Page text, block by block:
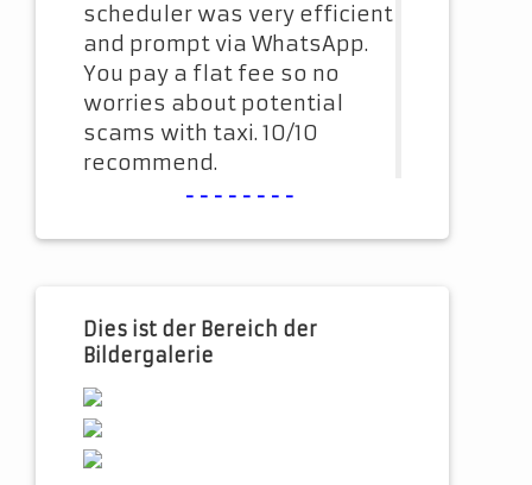
scheduler was very efficient
and prompt via WhatsApp.
You pay a flat fee so no
worries about potential
scams with taxi. 10/10
recommend.
--------
Dies ist der Bereich der
Bildergalerie